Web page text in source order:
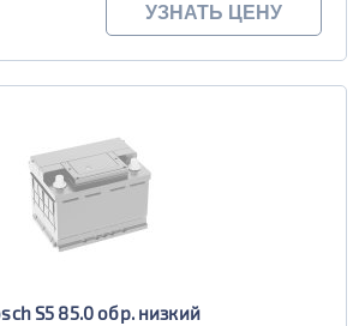
УЗНАТЬ ЦЕНУ
S5 85.0 обр. низкий